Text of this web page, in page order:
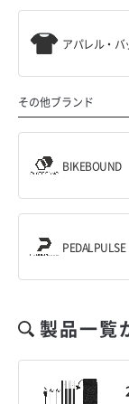
アパレル・バ
その他ブランド
BIKEBOUND
PEDALPULSE
製品一覧